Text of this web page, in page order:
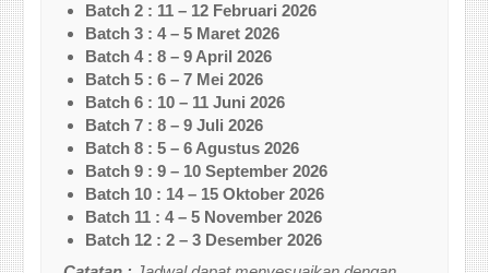
Batch 2 : 11 – 12 Februari 2026
Batch 3 : 4 – 5 Maret 2026
Batch 4 : 8 – 9 April 2026
Batch 5 : 6 – 7 Mei 2026
Batch 6 : 10 – 11 Juni 2026
Batch 7 : 8 – 9 Juli 2026
Batch 8 : 5 – 6 Agustus 2026
Batch 9 : 9 – 10 September 2026
Batch 10 : 14 – 15 Oktober 2026
Batch 11 : 4 – 5 November 2026
Batch 12 : 2 – 3 Desember 2026